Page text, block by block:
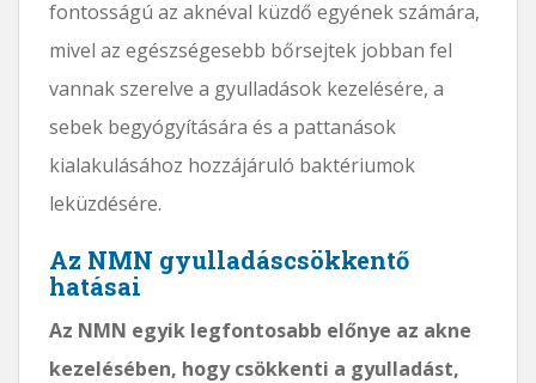
fontosságú az aknéval küzdő egyének számára,
mivel az egészségesebb bőrsejtek jobban fel
vannak szerelve a gyulladások kezelésére, a
sebek begyógyítására és a pattanások
kialakulásához hozzájáruló baktériumok
leküzdésére.
Az NMN gyulladáscsökkentő
hatásai
Az NMN egyik legfontosabb előnye az akne
kezelésében, hogy csökkenti a gyulladást,